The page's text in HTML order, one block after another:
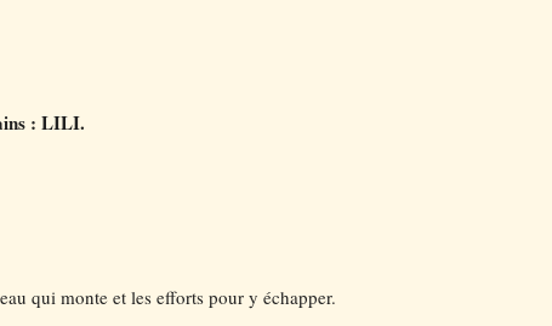
: LILI.
qui monte et les efforts pour y échapper.